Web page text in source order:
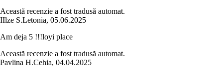
Această recenzie a fost tradusă automat.
IIlze S.Letonia, 05.06.2025
Am deja 5 !!!loyi place
Această recenzie a fost tradusă automat.
Pavlina H.Cehia, 04.04.2025